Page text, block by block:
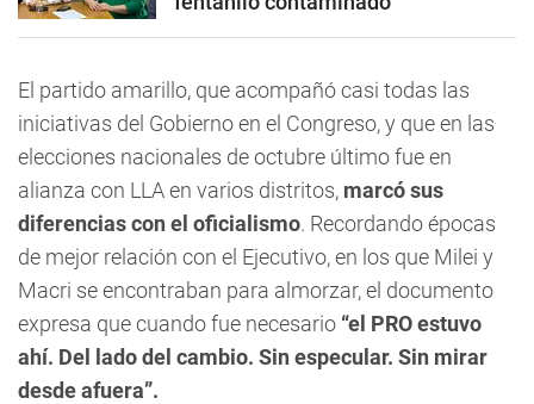
El partido amarillo, que acompañó casi todas las
iniciativas del Gobierno en el Congreso, y que en las
elecciones nacionales de octubre último fue en
alianza con LLA en varios distritos, marcó sus
diferencias con el oficialismo. Recordando épocas
de mejor relación con el Ejecutivo, en los que Milei y
Macri se encontraban para almorzar, el documento
expresa que cuando fue necesario “el PRO estuvo
ahí. Del lado del cambio. Sin especular. Sin mirar
desde afuera”.